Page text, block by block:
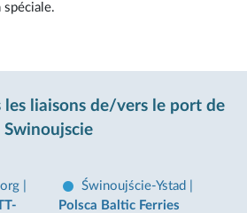
spéciale.
liaisons de/vers le port de
Swinoujscie
Świnoujście-Ystad
Polsca Baltic Ferries